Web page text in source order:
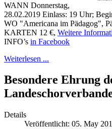
WANN Donnerstag,
28.02.2019 Einlass: 19 Uhr;
WO "Americana im Pädagog",
KARTEN 12 €, Weitere
INFO’s in Facebook
Weiterlesen ...
Besondere Ehrung
Details
Veröffentlicht: 05. May